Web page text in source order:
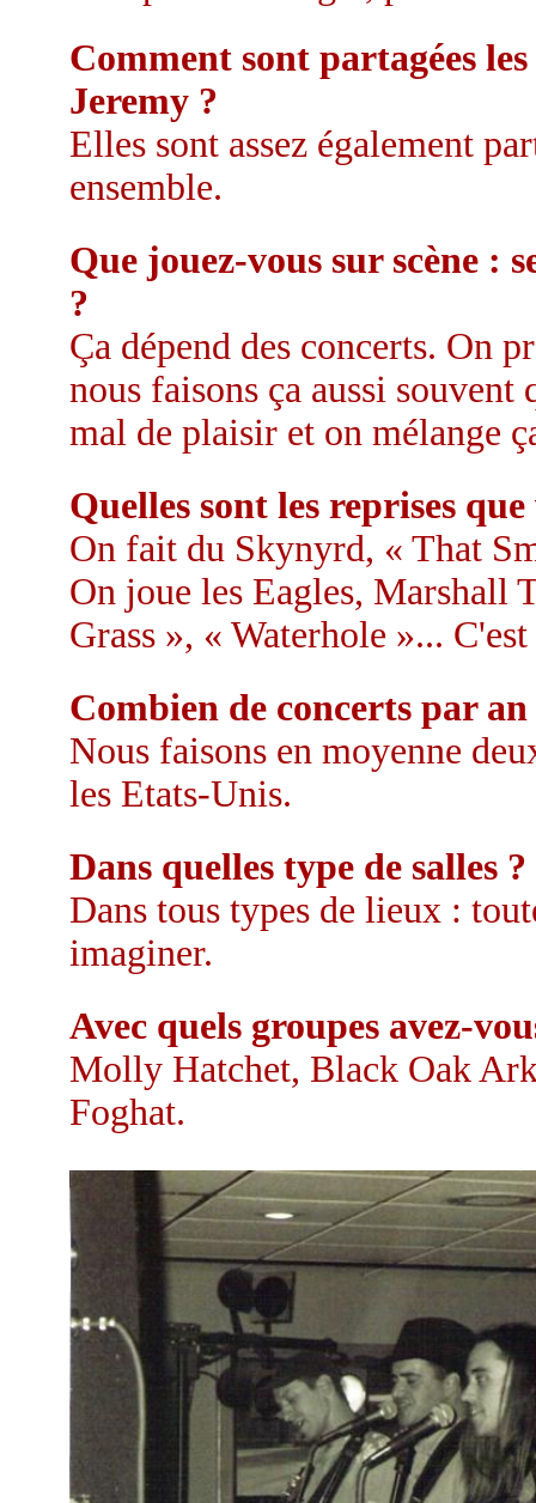
Comment sont partagées
Jeremy ?
Elles sont assez également
ensemble.
Que jouez-vous sur scène :
?
Ça dépend des concerts. On
nous faisons ça aussi souvent
mal de plaisir et on mélange
Quelles sont les reprises
On fait du Skynyrd, « That
On joue les Eagles, Marshall
Grass », « Waterhole »...
Combien de concerts par an
Nous faisons en moyenne
les Etats-Unis.
Dans quelles type de salles ?
Dans tous types de lieux :
imaginer.
Avec quels groupes avez-
Molly Hatchet, Black Oak
Foghat.